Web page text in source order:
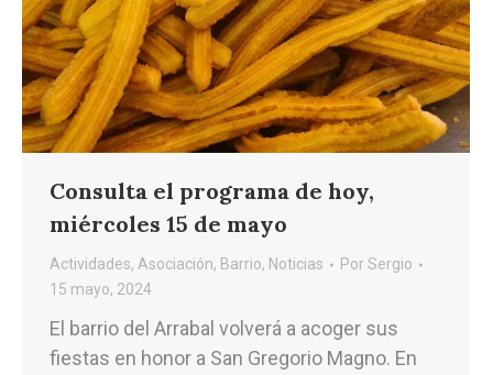
Consulta el programa de hoy,
miércoles 15 de mayo
Actividades, Asociación, Barrio, Noticias PorSergio
15 mayo, 2024
El barrio del Arrabal volverá a acoger sus
fiestas en honor a San Gregorio Magno. En